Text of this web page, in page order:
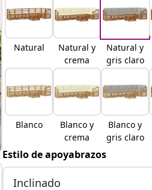
Natural
Natural y
crema
Natural y
gris claro
Blanco
Blanco y
crema
Blanco y
gris claro
Estilo de apoyabrazos
Inclinado